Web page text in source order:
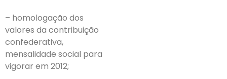
– homologação dos
valores da contribuição
confederativa,
mensalidade social para
vigorar em 2012;